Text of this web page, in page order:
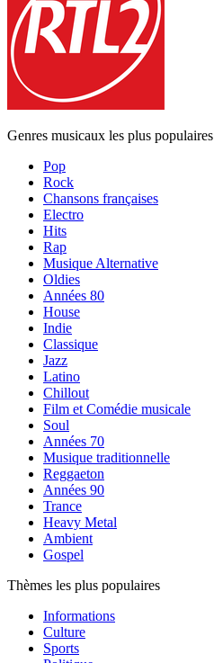
Genres musicaux les plus populaires
Pop
Rock
Chansons françaises
Electro
Hits
Rap
Musique Alternative
Oldies
Années 80
House
Indie
Classique
Jazz
Latino
Chillout
Film et Comédie musicale
Soul
Années 70
Musique traditionnelle
Reggaeton
Années 90
Trance
Heavy Metal
Ambient
Gospel
Thèmes les plus populaires
Informations
Culture
Sports